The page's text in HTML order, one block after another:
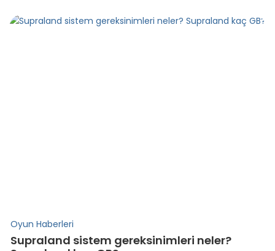
Oyun Haberleri
Supraland sistem gereksinimleri neler?